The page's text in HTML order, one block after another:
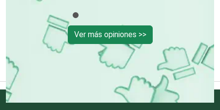
Energía Solar
Enfermedades de la Piel
Ver más opiniones >>